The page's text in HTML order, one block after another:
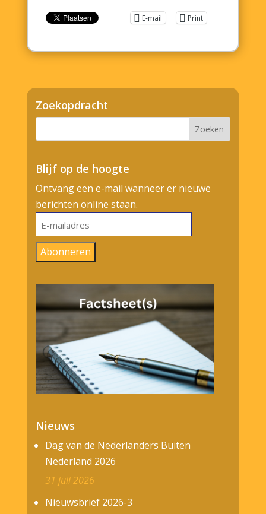
E-mail Print
Zoekopdracht
Blijf op de hoogte
Ontvang een e-mail wanneer er nieuwe
berichten online staan.
E-
mailadres
Abonneren
Nieuws
Dag van de Nederlanders Buiten
Nederland 2026
31 juli 2026
Nieuwsbrief 2026-3